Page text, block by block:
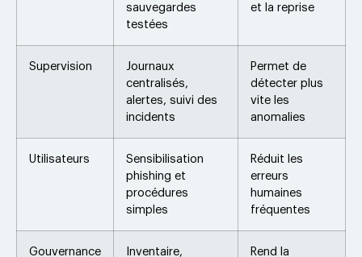
sauvegardes
testées
et la reprise
Supervision
Journaux
centralisés,
alertes, suivi des
incidents
Permet de
détecter plus
vite les
anomalies
Utilisateurs
Sensibilisation
phishing et
procédures
simples
Réduit les
erreurs
humaines
fréquentes
Gouvernance
Inventaire,
Rend la